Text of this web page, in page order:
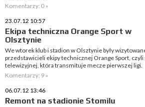
Komentarzy: 0 »
23.07.12 10:57
Ekipa techniczna Orange Sport w
Olsztynie
We wtorek klub i stadion w Olsztynie były
przedstawicieli ekipy technicznej Orange Sport, czyli
telewizyjnej, która transmituje mecze pierwszej ligi.
Komentarzy: 9 »
06.07.12 13:46
Remont na stadionie Stomilu